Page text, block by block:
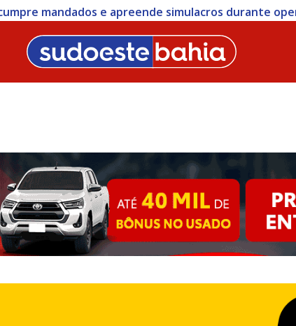
mandados e apreende simulacros durante